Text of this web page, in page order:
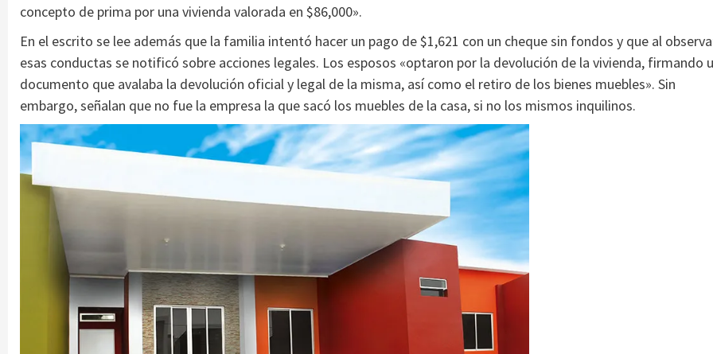
concepto de prima por una vivienda valorada en $86,000».
En el escrito se lee además que la familia intentó hacer un pago de $1,621 con un cheque sin fondos y que al
esas conductas se notificó sobre acciones legales. Los esposos «optaron por la devolución de la vivienda, firmando
documento que avalaba la devolución oficial y legal de la misma, así como el retiro de los bienes muebles». Sin
embargo, señalan que no fue la empresa la que sacó los muebles de la casa, si no los mismos inquilinos.